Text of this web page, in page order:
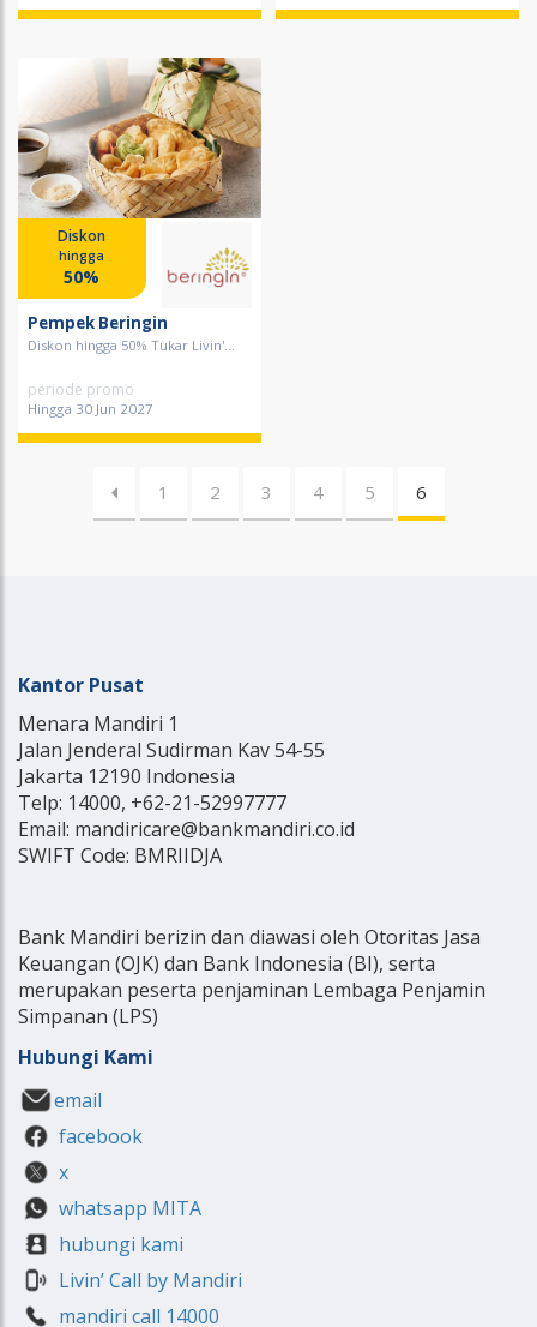
Diskon
hingga
50%
Pempek Beringin
Diskon hingga 50% Tukar Livin'...
periode promo
Hingga 30 Jun 2027
1 2 3 4 5 6
Kantor Pusat
Menara Mandiri 1
Jalan Jenderal Sudirman Kav 54-55
Jakarta 12190 Indonesia
Telp: 14000, +62-21-52997777
Email: mandiricare@bankmandiri.co.id
SWIFT Code: BMRIIDJA
Bank Mandiri berizin dan diawasi oleh Otoritas Jasa
Keuangan (OJK) dan Bank Indonesia (BI), serta
merupakan peserta penjaminan Lembaga Penjamin
Simpanan (LPS)
Hubungi Kami
email
facebook
x
whatsapp MITA
hubungi kami
Livin’ Call by Mandiri
mandiri call 14000